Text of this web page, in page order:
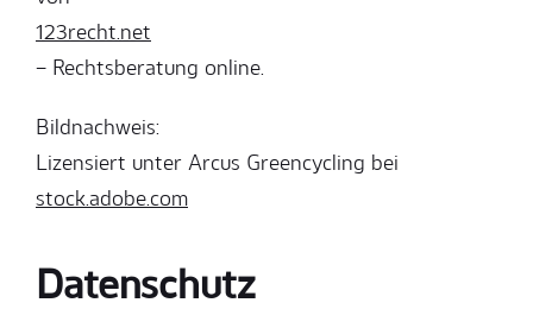
123recht.net
– Rechtsberatung online.
Bildnachweis:
Lizensiert unter Arcus Greencycling bei
stock.adobe.com
Datenschutz